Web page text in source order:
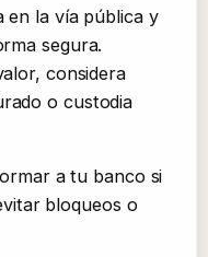
en la vía pública y
segura.
considera
o custodia
a tu banco si
bloqueos o